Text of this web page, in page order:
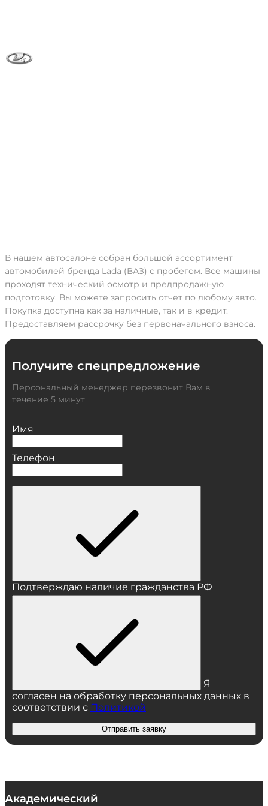
В нашем автосалоне собран большой ассортимент
автомобилей бренда Lada (ВАЗ) с пробегом. Все машины
проходят технический осмотр и предпродажную
подготовку. Вы можете запросить отчет по любому авто.
Покупка доступна как за наличные, так и в кредит.
Предоставляем рассрочку без первоначального взноса.
Получите спецпредложение
Персональный менеджер перезвонит Вам в
течение 5 минут
Имя
Телефон
Подтверждаю наличие гражданства РФ
Я
согласен на обработку персональных данных в
соответствии с Политикой
Отправить заявку
Академический